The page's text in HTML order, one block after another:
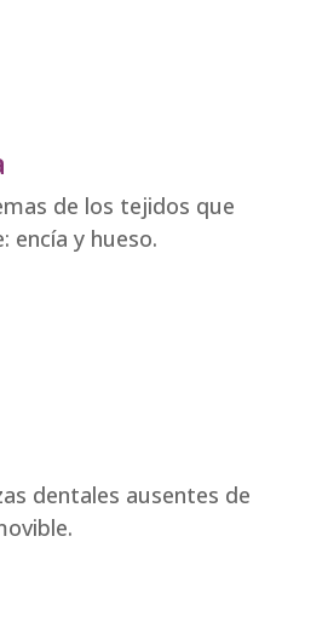
de los tejidos que
encía y hueso.
dentales ausentes de